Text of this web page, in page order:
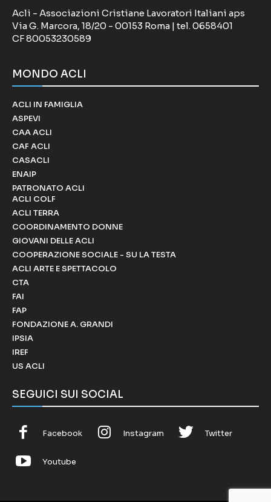
Acli - Associazioni Cristiane Lavoratori Italiani aps
Via G. Marcora, 18/20 - 00153 Roma | tel. 0658401
CF 80053230589
MONDO ACLI
ACLI IN FAMIGLIA
ASPEVI
CAA ACLI
CAF ACLI
CASACLI
ENAIP
PATRONATO ACLI
ACLI COLF
ACLI TERRA
COORDINAMENTO DONNE
GIOVANI DELLE ACLI
COOPERAZIONE SOCIALE - SU LA TESTA
ACLI ARTE E SPETTACOLO
CTA
FAI
FAP
FONDAZIONE A. GRANDI
IPSIA
IREF
US ACLI
SEGUICI SUI SOCIAL
Facebook Instagram Twitter
Youtube